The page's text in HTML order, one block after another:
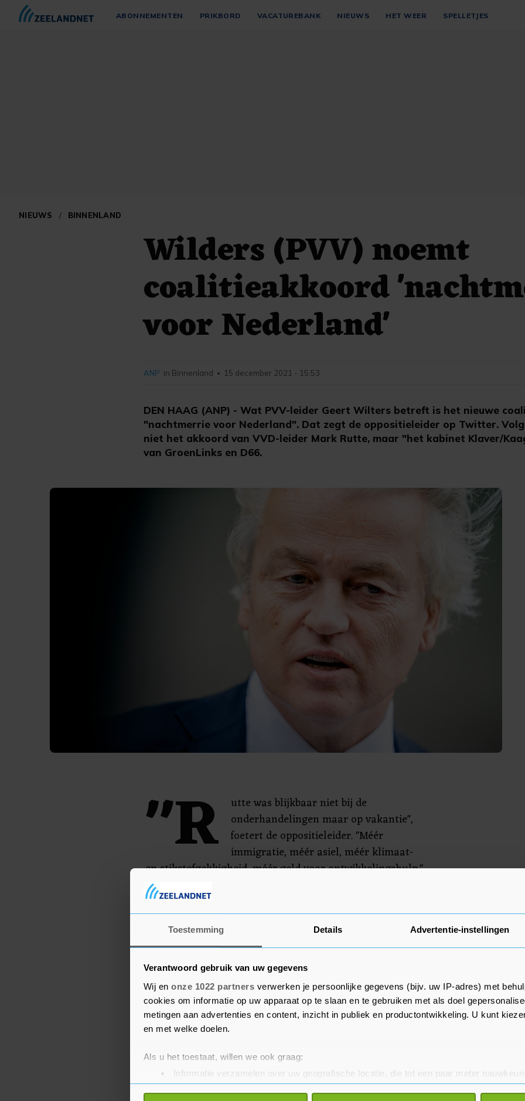
Toestemming Details Advertentie-instellingen
Verantwoord gebruik van uw gegevens
Wij en onze 1022 partners verwerken je persoonlijke gegevens (bijv. uw IP-adres) met
cookies om informatie op uw apparaat op te slaan en te gebruiken met als doel
metingen aan advertenties en content, inzicht in publiek en productontwikkeling. U kunt
en met welke doelen.
Als u het toestaat, willen we ook graag:
Informatie verzamelen over uw geografische locatie, die tot een paar meter
Uw apparaat identificeren door het actief te scannen op specifieke eigenschappen
ABONNEMENTEN PRIKBORD VACATUREBANK NIEUWS HET WEER SPELLETJES
NIEUWS / BINNENLAND
Wilders (PVV) noemt
coalitieakkoord
voor Nederland'
DEN HAAG (ANP) - Wat PVV-leider Geert Wilters betreft is het nieuwe
"nachtmerrie voor Nederland". Dat zegt de oppositieleider op Twitter.
niet het akkoord van VVD-leider Mark Rutte, maar "het kabinet Klaver/
van GroenLinks en D66.
ANP in Binnenland • 15 december 2021 - 15:53
"R
utte was blijkbaar niet bij de
onderhandelingen maar op vakantie",
foetert de oppositieleider. "Méér
immigratie, méér asiel, méér klimaat-
en stikstofgekkigheid, méér geld voor ontwikkelingshulp."
Hij had graag meer maatregelen gezien om het aantal
nieuwe migranten te verminderen. "Grenzen blijven
WAGENWIJD open. Ongelooflijk wat een misser. De VVD
heeft 100% gecapituleerd!"